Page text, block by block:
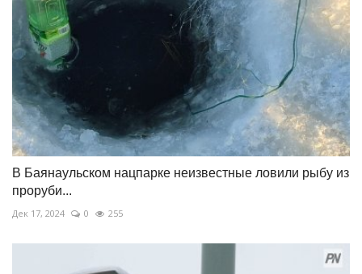
В Баянаульском нацпарке неизвестные ловили рыбу из
проруби...
Дек 17, 2024 0 255